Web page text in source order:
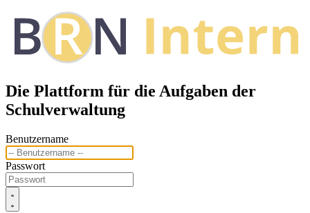
Die Plattform für die Aufgaben der
Schulverwaltung
Benutzername
Passwort